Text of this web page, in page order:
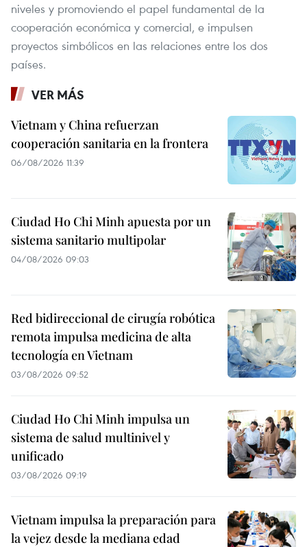
niveles y promoviendo el papel fundamental de la
cooperación económica y comercial, e impulsen
proyectos simbólicos en las relaciones entre los dos
países.
VER MÁS
Vietnam y China refuerzan
cooperación sanitaria en la frontera
06/08/2026 11:39
Ciudad Ho Chi Minh apuesta por un
sistema sanitario multipolar
04/08/2026 09:03
Red bidireccional de cirugía robótica
remota impulsa medicina de alta
tecnología en Vietnam
03/08/2026 09:52
Ciudad Ho Chi Minh impulsa un
sistema de salud multinivel y
unificado
03/08/2026 09:19
Vietnam impulsa la preparación para
la vejez desde la mediana edad